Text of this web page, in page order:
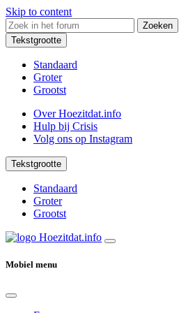
Skip to content
Zoeken
Tekstgrootte
Standaard
Groter
Grootst
Over Hoezitdat.info
Hulp bij Crisis
Volg ons op Instagram
Tekstgrootte
Standaard
Groter
Grootst
Mobiel menu